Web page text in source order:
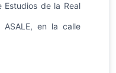
Estudios de la Real
en la calle